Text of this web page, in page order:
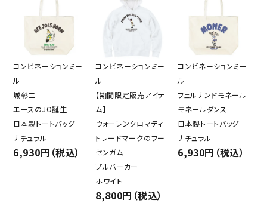
コンビネーションミー
ル
城彰二
エースのJO誕生
日本製トートバッグ
ナチュラル
6,930円（税込）
コンビネーションミー
ル
【期間限定販売アイテ
ム】
ウォーレンクロマティ
トレードマークのフー
センガム
プルパーカー
ホワイト
8,800円（税込）
コンビネーションミー
ル
フェルナンドモネール
モネールダンス
日本製トートバッグ
ナチュラル
6,930円（税込）